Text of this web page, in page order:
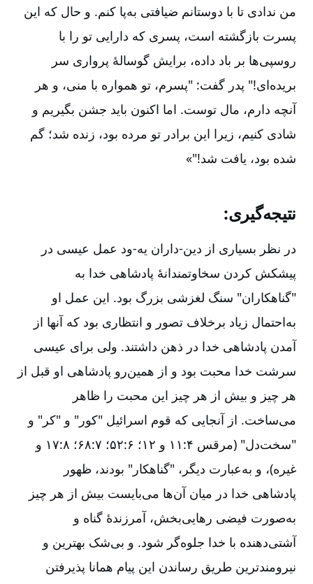
من ندادی تا با دوستانم ضیافتی به‌پا کنم. و حال که این
پسرت بازگشته است، پسری که دارایی تو را با
روسپی‌ها بر‌ باد داده، برایش گوسالۀ پرواری سر
بریده‌ای!" پدر گفت: "پسرم، تو همواره با منی، و هر
آنچه دارم، مال توست. اما اکنون باید جشن بگیریم و
شادی کنیم، زیرا این برادر تو مرده بود، زنده شد؛ گم
شده بود، یافت شد!"»
نتیجه‌گیری:
در نظر بسیاری از دین-‏داران یه-‏ود عمل عیسی در
پیشکش کردن سخاوتمندانۀ پادشاهی خدا به
"گناهکاران" سنگ لغزشی بزرگ بود. این عمل او
به‌احتمال زیاد برخلاف تصور و انتظاری بود که آنها از
آمدن پادشاهی خدا در ذهن داشتند. ولی برای عیسی
سرشت خدا محبت بود و از همین‌رو پادشاهی او قبل از
هر چیز و بیش از هر چیز این محبت را ظاهر
می‌ساخت. از آنجایی که قوم اسرائیل "کور" و "کر" و
"سخت‌دل" (مرقس ۴:‏۱۱ و ۱۲؛ ۶:‏۵۲؛ ۷:‏۶۸؛ ۸:‏۱۷ و
غیره)، و به‌عبارت دیگر، "گناهکار" بودند، ظهور
پادشاهی خدا در میان آن‌ها می‌بایست بیش از هر چیز
به‌صورت فیضی رهایی‌بخش، آمرزندۀ گناه و
آشتی‌دهنده با خدا جلوه‌گر شود. و بی‌شک بهترین و
نیرومندترین طریق رساندن این پیام همانا پذیرفتن